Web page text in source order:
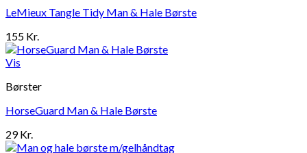
LeMieux Tangle Tidy Man & Hale Børste
155 Kr.
Vis
Børster
HorseGuard Man & Hale Børste
29Kr.